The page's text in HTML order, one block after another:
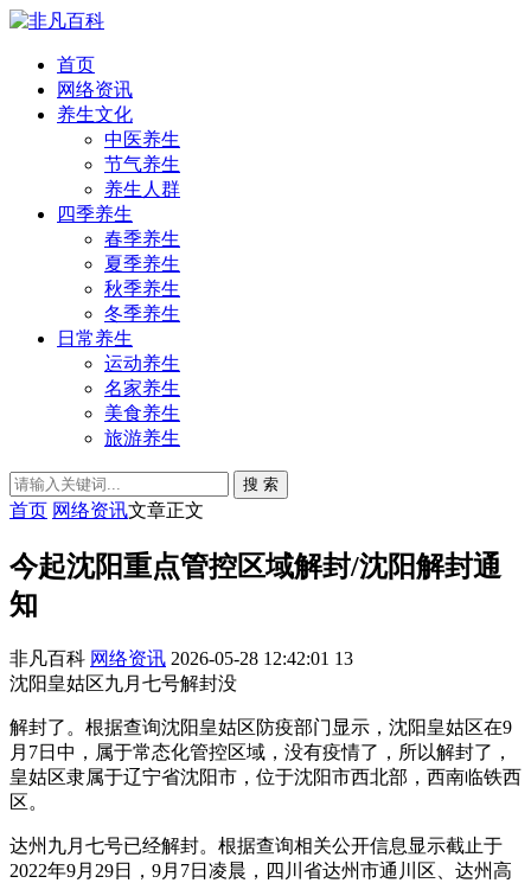
首页
网络资讯
养生文化
中医养生
节气养生
养生人群
四季养生
春季养生
夏季养生
秋季养生
冬季养生
日常养生
运动养生
名家养生
美食养生
旅游养生
搜 索
首页 网络资讯文章正文
今起沈阳重点管控区域解封/沈阳解封通
知
非凡百科 网络资讯 2026-05-28 12:42:01 13
沈阳皇姑区九月七号解封没
解封了。根据查询沈阳皇姑区防疫部门显示，沈阳皇姑区在9
月7日中，属于常态化管控区域，没有疫情了，所以解封了，
皇姑区隶属于辽宁省沈阳市，位于沈阳市西北部，西南临铁西
区。
达州九月七号已经解封。根据查询相关公开信息显示截止于
2022年9月29日，9月7日凌晨，四川省达州市通川区、达州高